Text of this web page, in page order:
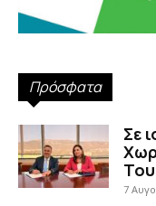
Πρόσφατα
Σε
7